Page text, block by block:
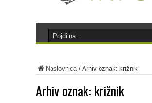
Naslovnica/ Arhiv oznak: križnik
Arhiv oznak: križnik